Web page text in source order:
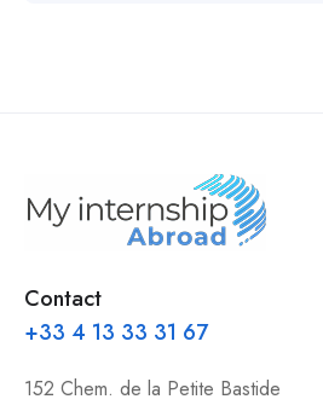
Contact
+33 4 13 33 31 67
152 Chem. de la Petite Bastide